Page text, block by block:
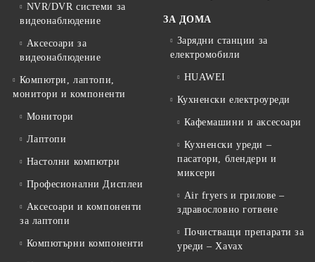
NVR/DVR системи за
видеонаблюдение
Аксесоари за
видеонаблюдение
Компютри, лаптопи,
монитори и компоненти
Монитори
Лаптопи
Настолни компютри
Професионални Дисплеи
Аксесоари и компоненти
за лаптопи
Компютърни компоненти
ЗА ДОМА
Зарядни станции за
електромобили
HUAWEI
Кухненски електроуреди
Кафемашини и аксесоари
Кухненски уреди –
пасатори, блендери и
миксери
Air fryers и грилове –
здравословно готвене
Почистващи препарати за
уреди – Xavax